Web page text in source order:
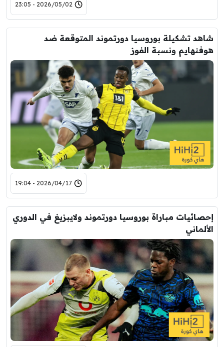
2026/05/02 - 23:05
شاهد تشكيلة بوروسيا دورتموند المتوقعة ضد
هوفنهايم ونسبة الفوز
2026/04/17 - 19:04
إحصائيات مباراة بوروسيا دورتموند ولايبزيغ في الدوري
الألماني